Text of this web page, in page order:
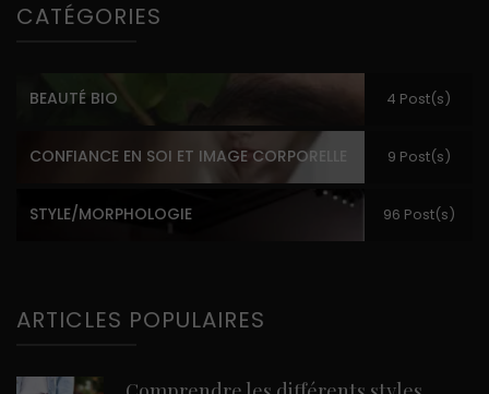
CATÉGORIES
BEAUTÉ BIO 4 Post(s)
CONFIANCE EN SOI ET IMAGE CORPORELLE 9 Post(s)
STYLE/MORPHOLOGIE 96 Post(s)
ARTICLES POPULAIRES